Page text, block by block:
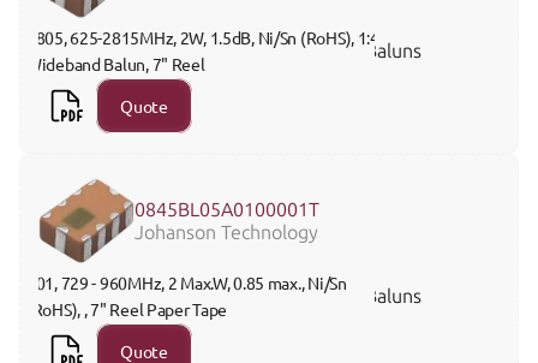
0805, 625-2815MHz, 2W, 1.5dB, Ni/Sn (RoHS), 1:4
Wideband Balun, 7" Reel
Baluns
Quote
0845BL05A0100001T
Johanson Technology
201, 729 - 960MHz, 2 Max.W, 0.85 max., Ni/Sn
(RoHS), , 7" Reel Paper Tape
Baluns
Quote